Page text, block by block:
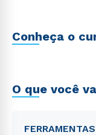
Conheça o
O que você